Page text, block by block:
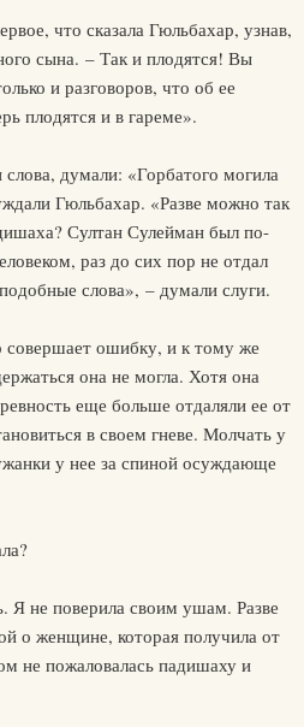
что сказала Гюльбахар, узнав,
сына. – Так и плодятся! Вы
и разговоров, что об ее
плодятся и в гареме».
думали: «Горбатого могила
Гюльбахар. «Разве можно так
Султан Сулейман был по-
раз до сих пор не отдал
слова», – думали слуги.
совершает ошибку, и к тому же
она не могла. Хотя она
еще больше отдаляли ее от
в своем гневе. Молчать у
у нее за спиной осуждающе
не поверила своим ушам. Разве
о женщине, которая получила от
не пожаловалась падишаху и